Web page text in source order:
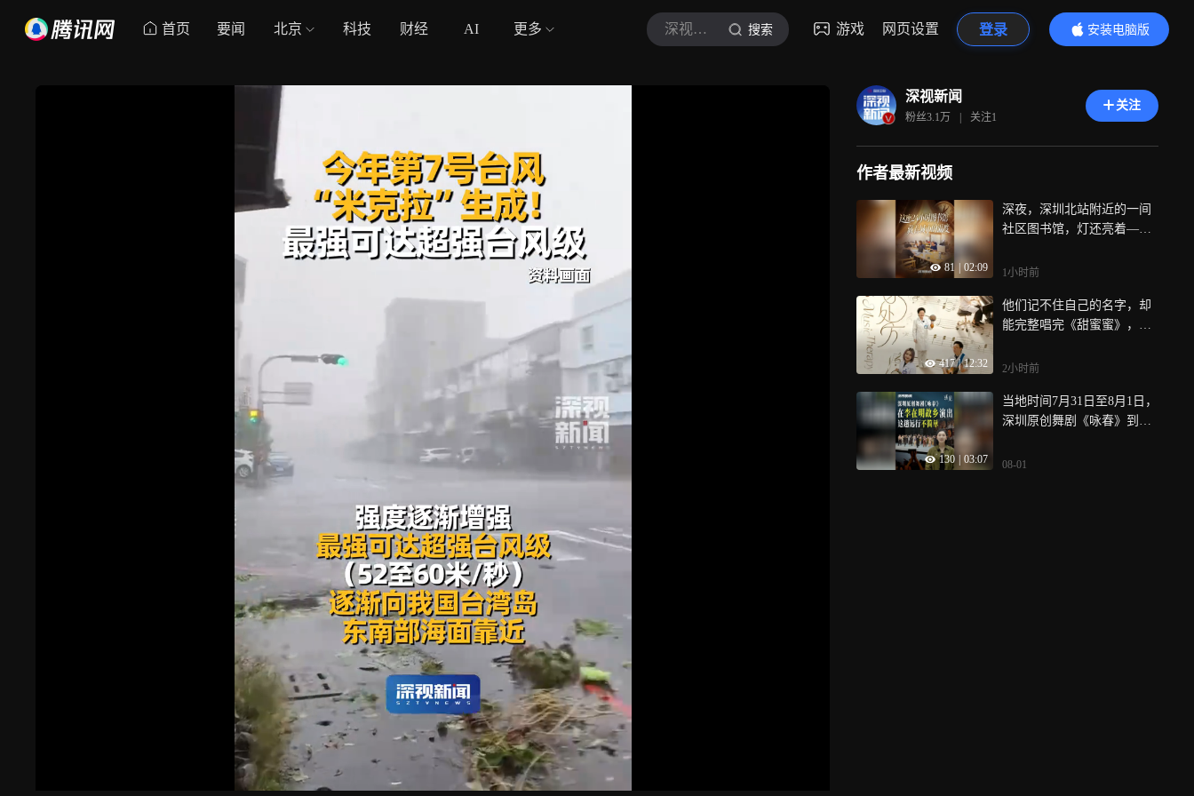
首页 要闻 北京 科技 财经 AI 更多 深视新闻 搜索 游戏 网页设置 登录
安装电脑版
内容更精彩
深视新闻
粉丝3.1万 | 关注1
关注
作者最新视频
81 02:09
深夜，深圳北站附近的一间
社区图书馆，灯还亮着——
对许多初到深圳的人来说，
站
1小时前
417 | 12:32
他们记不住自己的名字，却
能完整唱完《甜蜜蜜》，化
乐课上第一次笑了，没有针
他、一只手鼓、一首熟悉的
歌，深圳医院里的音乐治疗
失语的人重新发声，陪癌症
2小时前
130 03:07
当地时间7月31日至8月1日，
深圳原创舞剧《咏春》到韩
出，一部“不说话”的中国舞
08-01